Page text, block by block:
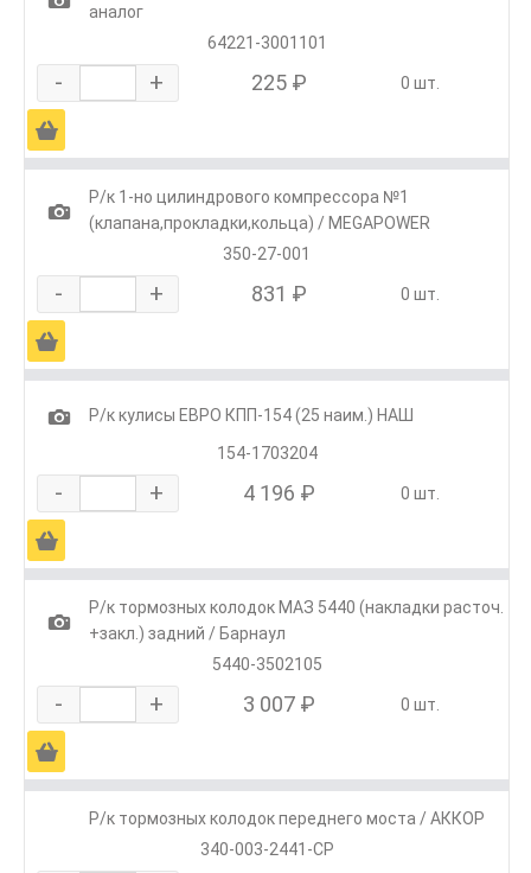
аналог
64221-3001101
- + 225 ₽ 0 шт.
Ä
1
Р/к 1-но цилиндрового компрессора №1
(клапана,прокладки,кольца) / MEGAPOWER
350-27-001
- + 831 ₽ 0 шт.
Ä
1
Р/к кулисы ЕВРО КПП-154 (25 наим.) НАШ
154-1703204
- + 4 196 ₽ 0 шт.
Ä
1
Р/к тормозных колодок МАЗ 5440 (накладки расточ.
+закл.) задний / Барнаул
5440-3502105
- + 3 007 ₽ 0 шт.
Ä
Р/к тормозных колодок переднего моста / АККОР
340-003-2441-СР